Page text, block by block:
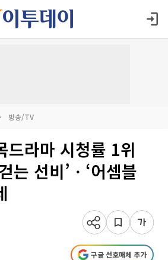
방송/TV
드라마 시청률 1위
는 선비’ㆍ‘어셈블
구글 선호매체 추가